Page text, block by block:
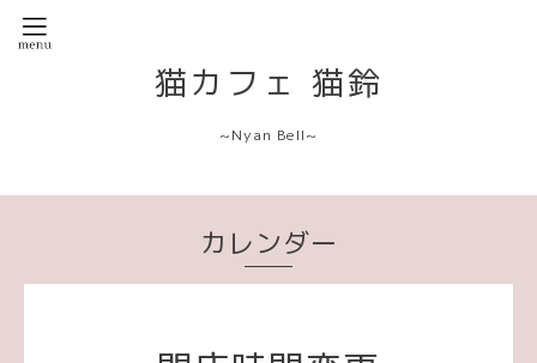
猫カフェ 猫鈴
~Nyan Bell~
カレンダー